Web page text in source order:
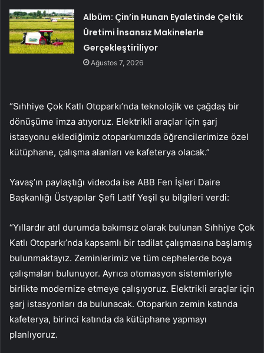
Albüm: Çin’in Hunan Eyaletinde Çeltik
Üretimi İnsansız Makinelerle
Gerçekleştiriliyor
Ağustos 7, 2026
“Sıhhiye Çok Katlı Otoparkı’nda teknolojik ve çağdaş bir
dönüşüme imza atıyoruz. Elektrikli araçlar için şarj
istasyonu eklediğimiz otoparkımızda öğrencilerimize özel
kütüphane, çalışma alanları ve kafeterya olacak.”
Yavaş’ın paylaştığı videoda ise ABB Fen İşleri Daire
Başkanlığı Üstyapılar Şefi Latif Yeşil şu bilgileri verdi:
“Yıllardır atıl durumda bakımsız olarak bulunan Sıhhiye Çok
Katlı Otoparkı’nda kapsamlı bir tadilat çalışmasına başlamış
bulunmaktayız. Zeminlerimiz ve tüm cephelerde boya
çalışmaları bulunuyor. Ayrıca otomasyon sistemleriyle
birlikte modernize etmeye çalışıyoruz. Elektrikli araçlar için
şarj istasyonları da bulunacak. Otoparkın zemin katında
kafeterya, birinci katında da kütüphane yapmayı
planlıyoruz.